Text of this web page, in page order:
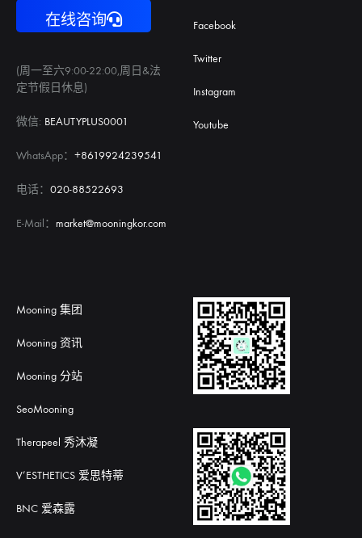
在线咨询
(周一至六9:00-22:00,周日&法
定节假日休息)
微信: BEAUTYPLUS0001
WhatsApp： +8619924239541
电话： 020-88522693
E-Mail： market@mooningkor.com
Facebook
Twitter
Instagram
Youtube
Mooning 集团
Mooning 资讯
Mooning 分站
SeoMooning
Therapeel 秀沐凝
V’ESTHETICS 爱思特蒂
BNC 爱森露